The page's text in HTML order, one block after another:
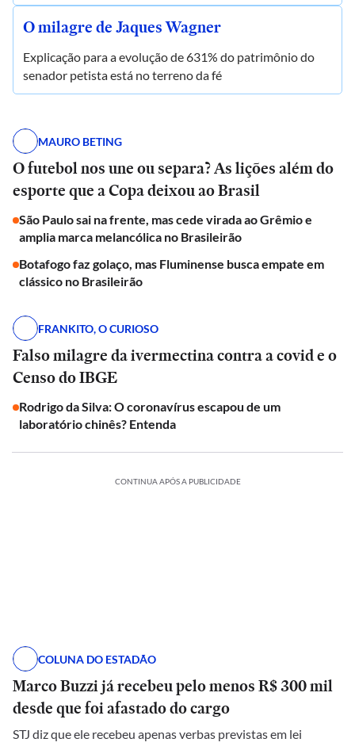
O milagre de Jaques Wagner
Explicação para a evolução de 631% do patrimônio do
senador petista está no terreno da fé
MAURO BETING
O futebol nos une ou separa? As lições além do
esporte que a Copa deixou ao Brasil
São Paulo sai na frente, mas cede virada ao Grêmio e
amplia marca melancólica no Brasileirão
Botafogo faz golaço, mas Fluminense busca empate em
clássico no Brasileirão
FRANKITO, O CURIOSO
Falso milagre da ivermectina contra a covid e o
Censo do IBGE
Rodrigo da Silva: O coronavírus escapou de um
laboratório chinês? Entenda
CONTINUA APÓS A PUBLICIDADE
COLUNA DO ESTADÃO
Marco Buzzi já recebeu pelo menos R$ 300 mil
desde que foi afastado do cargo
STJ diz que ele recebeu apenas verbas previstas em lei